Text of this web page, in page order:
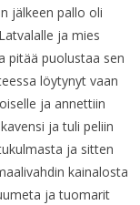
jälkeen pallo oli
ja mies
pitää puolustaa sen
löytynyt vaan
ja annettiin
ja tuli peliin
ja sitten
kainalosta
ja tuomarit